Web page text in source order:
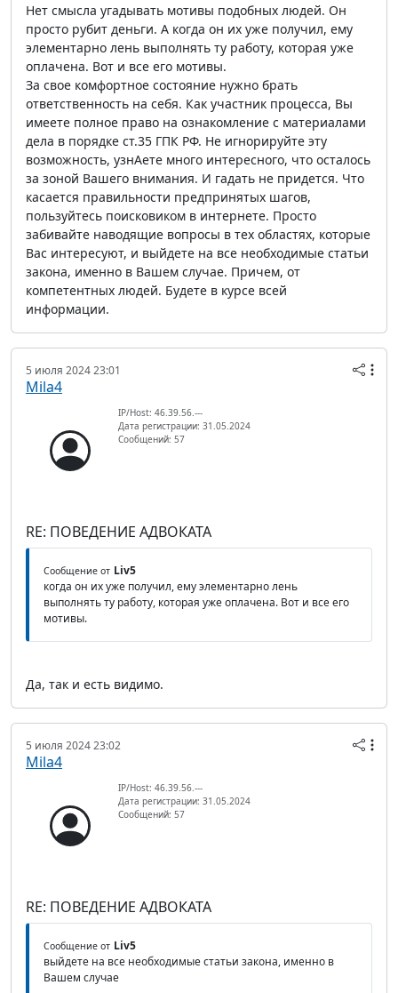
Нет смысла угадывать мотивы подобных людей. Он
просто рубит деньги. А когда он их уже получил, ему
элементарно лень выполнять ту работу, которая уже
оплачена. Вот и все его мотивы.
За свое комфортное состояние нужно брать
ответственность на себя. Как участник процесса, Вы
имеете полное право на ознакомление с материалами
дела в порядке ст.35 ГПК РФ. Не игнорируйте эту
возможность, узнАете много интересного, что осталось
за зоной Вашего внимания. И гадать не придется. Что
касается правильности предпринятых шагов,
пользуйтесь поисковиком в интернете. Просто
забивайте наводящие вопросы в тех областях, которые
Вас интересуют, и выйдете на все необходимые статьи
закона, именно в Вашем случае. Причем, от
компетентных людей. Будете в курсе всей
информации.
5 июля 2024 23:01
Mila4
IP/Host: 46.39.56.---
Дата регистрации: 31.05.2024
Сообщений: 57
RE: ПОВЕДЕНИЕ АДВОКАТА
Сообщение от Liv5
когда он их уже получил, ему элементарно лень
выполнять ту работу, которая уже оплачена. Вот и все его
мотивы.
Да, так и есть видимо.
5 июля 2024 23:02
Mila4
IP/Host: 46.39.56.---
Дата регистрации: 31.05.2024
Сообщений: 57
RE: ПОВЕДЕНИЕ АДВОКАТА
Сообщение от Liv5
выйдете на все необходимые статьи закона, именно в
Вашем случае